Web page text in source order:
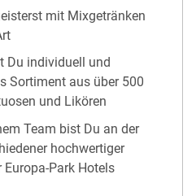
mit Mixgetränken
Du individuell und
Sortiment aus über 500
und Likören
Team bist Du an der
hochwertiger
Park Hotels